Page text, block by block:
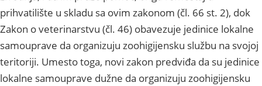
prihvatilište u skladu sa ovim zakonom (čl. 66 st. 2), dok
Zakon o veterinarstvu (čl. 46) obavezuje jedinice lokalne
samouprave da organizuju zoohigijensku službu na svojoj
teritoriji. Umesto toga, novi zakon predviđa da su jedinice
lokalne samouprave dužne da organizuju zoohigijensku